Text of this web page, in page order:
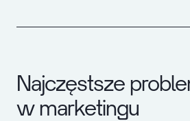
Najczęstsze
w marketingu